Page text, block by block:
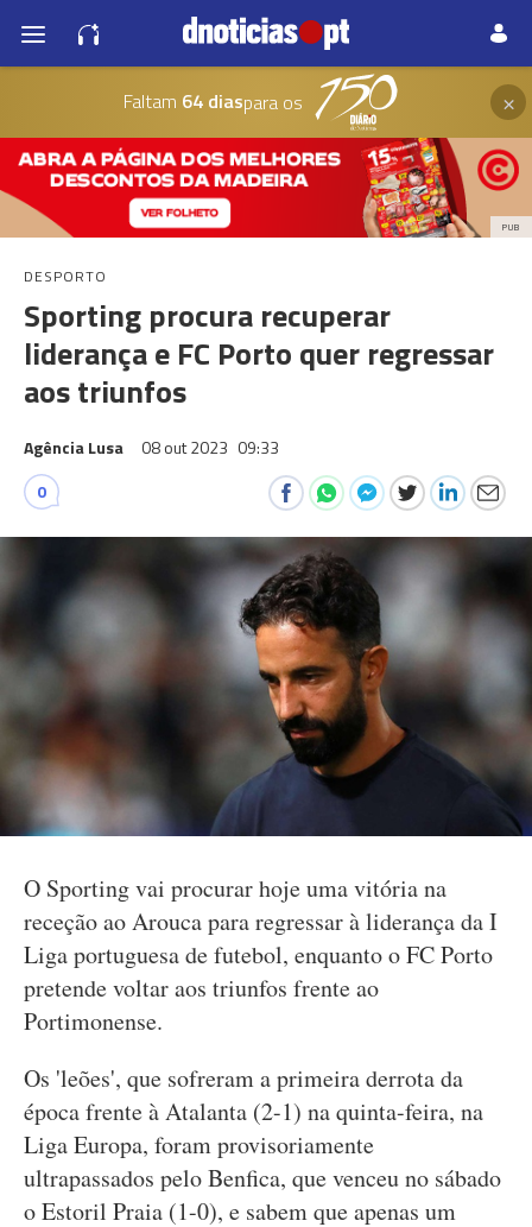
Faltam 64 diaspara os ×
PUB
DESPORTO
Sporting procura recuperar
liderança e FC Porto quer regressar
aos triunfos
Agência Lusa 08 out 2023 09:33
0
O Sporting vai procurar hoje uma vitória na
receção ao Arouca para regressar à liderança da I
Liga portuguesa de futebol, enquanto o FC Porto
pretende voltar aos triunfos frente ao
Portimonense.
Os 'leões', que sofreram a primeira derrota da
época frente à Atalanta (2-1) na quinta-feira, na
Liga Europa, foram provisoriamente
ultrapassados pelo Benfica, que venceu no sábado
o Estoril Praia (1-0), e sabem que apenas um